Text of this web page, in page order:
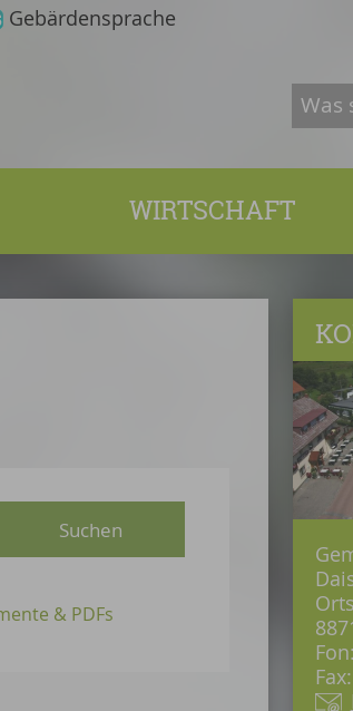
Gebärdensprache
WIRTSCHAFT
& PDFs